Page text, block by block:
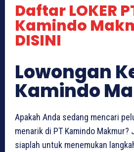
Daftar LOKER
Kamindo
DISINI
Lowongan
Kamindo
Apakah Anda sedang mencari
menarik di PT Kamindo Makmur?
siaplah untuk menemukan